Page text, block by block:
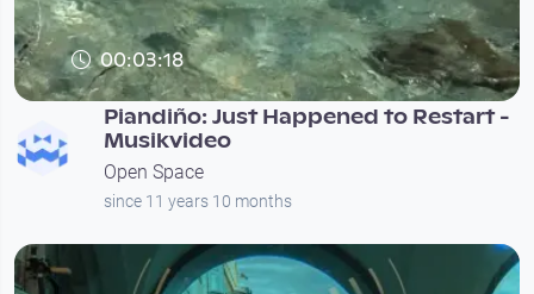
00:03:18
Piandiño: Just Happened to Restart -
Musikvideo
Open Space
since 11 years 10 months